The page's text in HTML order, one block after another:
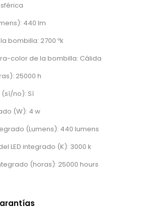
440 lm
bombilla: 2700 ºk
color de la bombilla: Cálida
25000 h
(sí/no): Sí
(W): 4 w
(Lumens): 440 lumens
LED integrado (K): 3000 k
(horas): 25000 hours